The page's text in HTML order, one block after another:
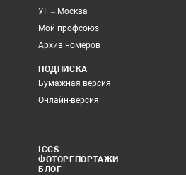
УГ – Москва
Мой профсоюз
Архив номеров
ПОДПИСКА
Бумажная версия
Онлайн-версия
ICCS
ФОТОРЕПОРТАЖИ
БЛОГ